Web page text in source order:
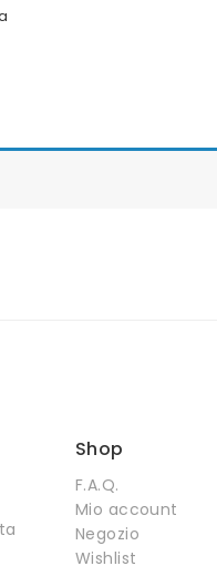
Shop
F.A.Q.
Mio account
Negozio
Wishlist